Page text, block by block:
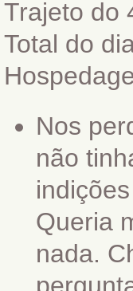
Trajeto do
Total do
Nos
não
Queria
nada.